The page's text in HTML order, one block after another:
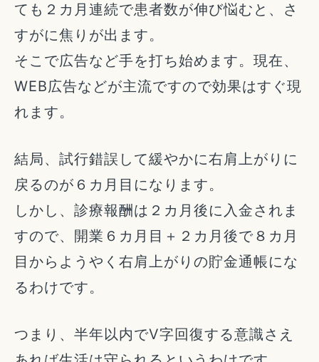
ても２カ月連続で患者数が伸び悩むと、さ
すがに焦りが出ます。
そこで広告など手を打ち始めます。現在、
WEB広告などが主流ですので効果はすぐ現
れます。
結局、試行錯誤して緩やかに右肩上がりに
戻るのが６カ月目になります。
しかし、診療報酬は２カ月後に入金されま
すので、開業６カ月目＋２カ月後で８カ月
目からようやく右肩上がりの貯金通帳にな
るわけです。
つまり、半年以内でV字回復する意識さえ